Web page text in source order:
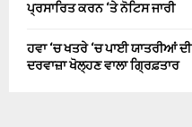
ਪ੍ਰਸਾਰਿਤ ਕਰਨ ‘ਤੇ ਨੋਟਿਸ ਜਾਰੀ
ਹਵਾ ‘ਚ ਖਤਰੇ ‘ਚ ਪਾਈ ਯਾਤਰੀਆਂ
ਦਰਵਾਜ਼ਾ ਖੋਲ੍ਹਣ ਵਾਲਾ ਗ੍ਰਿਫ਼ਤਾਰ